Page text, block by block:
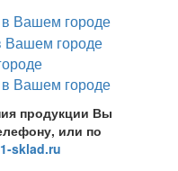
продукции Вы
или по
sklad.ru